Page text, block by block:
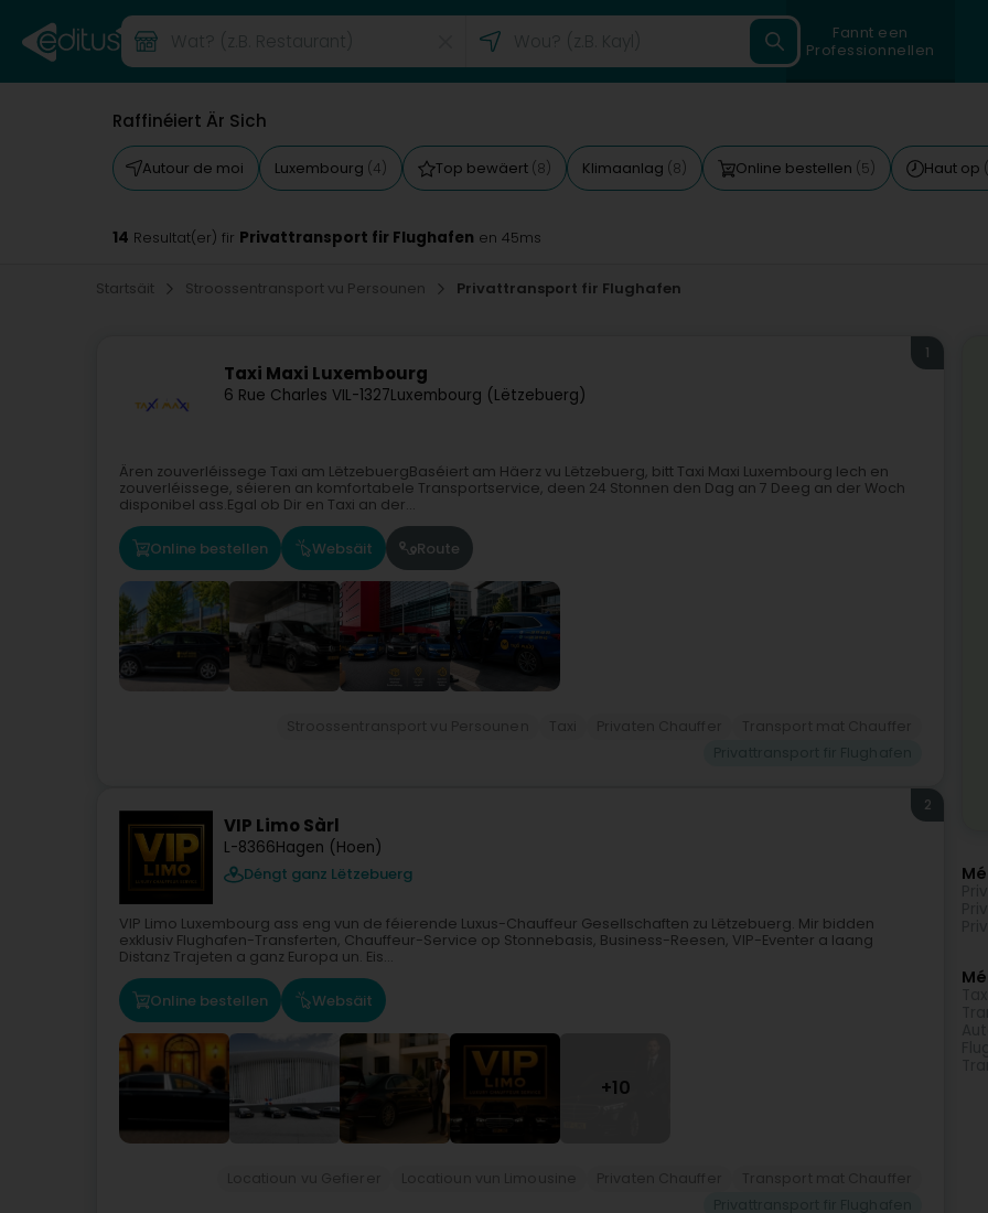
Fannt een
Professionnellen
Raffinéiert Är Sich
Autour de moi Luxembourg (4) Top bewäert (8) Klimaanlag (8) Online bestellen (5) Haut op
14 Resultat(er) fir Privattransport fir Flughafen en 45ms
Startsäit Stroossentransport vu Persounen Privattransport fir Flughafen
Taxi Maxi Luxembourg
6 Rue Charles VIL-1327Luxembourg (Lëtzebuerg)
1
Ären zouverléissege Taxi am LëtzebuergBaséiert am Häerz vu Lëtzebuerg, bitt Taxi Maxi Luxembourg Iech en
zouverléissege, séieren an komfortabele Transportservice, deen 24 Stonnen den Dag an 7 Deeg an der Woch
disponibel ass.Egal ob Dir en Taxi an der...
Online bestellen Websäit Route
VIP Limo Sàrl
L-8366Hagen (Hoen)
Déngt ganz Lëtzebuerg
2
VIP Limo Luxembourg ass eng vun de féierende Luxus-Chauffeur Gesellschaften zu Lëtzebuerg. Mir bidden
exklusiv Flughafen-Transferten, Chauffeur-Service op Stonnebasis, Business-Reesen, VIP-Eventer a laang
Distanz Trajeten a ganz Europa un. Eis...
Online bestellen Websäit
+10